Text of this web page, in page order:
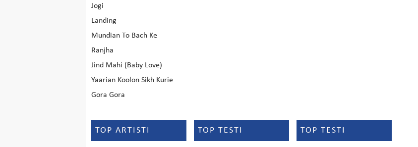
Jogi
Landing
Mundian To Bach Ke
Ranjha
Jind Mahi (Baby Love)
Yaarian Koolon Sikh Kurie
Gora Gora
TOP ARTISTI TOP TESTI TOP TESTI